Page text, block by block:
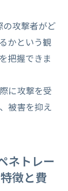
の攻撃者がど
かという観
把握できま
に攻撃を受
被害を抑え
ネトレー
徴と費